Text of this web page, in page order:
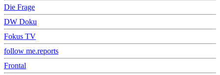
Die Frage
DW Doku
Fokus TV
follow me.reports
Frontal